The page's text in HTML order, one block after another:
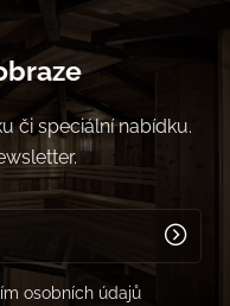
či speciální nabídku.
osobních údajů